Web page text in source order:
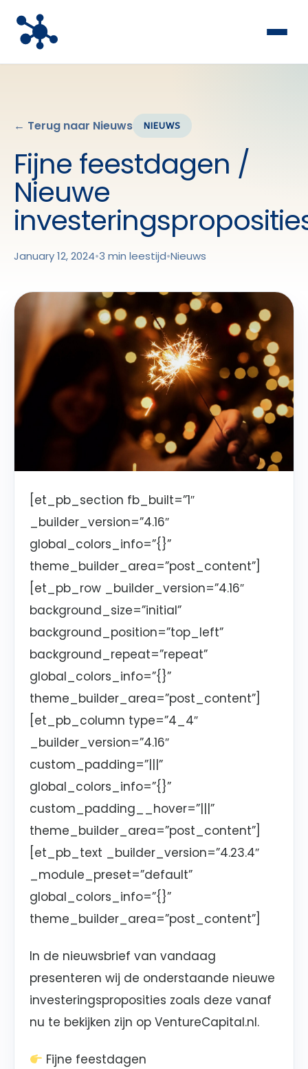
← Terug naar Nieuws NIEUWS
Fijne feestdagen /
Nieuwe
January 12, 2024•3 min leestijd•Nieuws
[et_pb_section fb_built=”1″
_builder_version=”4.16″
global_colors_info=”{}”
theme_builder_area=”post_content”]
[et_pb_row _builder_version=”4.16″
background_size=”initial”
background_position=”top_left”
background_repeat=”repeat”
global_colors_info=”{}”
theme_builder_area=”post_content”]
[et_pb_column type=”4_4″
_builder_version=”4.16″
custom_padding=”|||”
global_colors_info=”{}”
custom_padding__hover=”|||”
theme_builder_area=”post_content”]
[et_pb_text _builder_version=”4.23.4″
_module_preset=”default”
global_colors_info=”{}”
theme_builder_area=”post_content”]
In de nieuwsbrief van vandaag
presenteren wij de onderstaande nieuwe
investeringsproposities zoals deze vanaf
nu te bekijken zijn op VentureCapital.nl.
Fijne feestdagen